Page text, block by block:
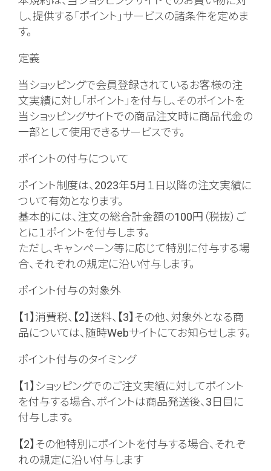
し、提供する｢ポイント｣サービスの諸条件を定めま
す。
定義
当ショッピングで会員登録されているお客様の注
文実績に対し「ポイント」を付与し、そのポイントを
当ショッピングサイトでの商品注文時に商品代金の
一部として使用できるサービスです。
ポイントの付与について
ポイント制度は、2023年5月１日以降の注文実績に
ついて有効となります。
基本的には、注文の総合計金額の100円（税抜）ご
とに１ポイントを付与します。
ただし、キャンペーン等に応じて特別に付与する場
合、それぞれの規定に沿い付与します。
ポイント付与の対象外
【1】消費税、【2】送料、【3】その他、対象外となる商
品については、随時Webサイトにてお知らせします。
ポイント付与のタイミング
【1】ショッピングでのご注文実績に対してポイント
を付与する場合、ポイントは商品発送後、3日目に
付与します。
【2】その他特別にポイントを付与する場合、それぞ
れの規定に沿い付与します